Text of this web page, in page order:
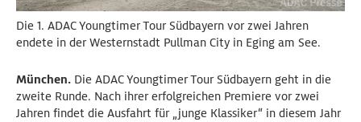
Die 1. ADAC Youngtimer Tour Südbayern vor zwei Jahren
endete in der Westernstadt Pullman City in Eging am See.
München. Die ADAC Youngtimer Tour Südbayern geht in die
zweite Runde. Nach ihrer erfolgreichen Premiere vor zwei
Jahren findet die Ausfahrt für „junge Klassiker“ in diesem Jahr